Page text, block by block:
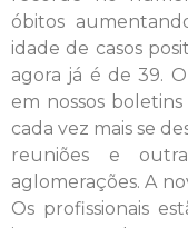
óbitos
idade de casos
agora já é de 39.
em nossos
cada vez mais se
reuniões e
aglomerações. A
Os profissionais